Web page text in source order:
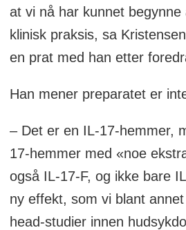
at vi nå har kunnet begynne
klinisk praksis, sa
en prat med han etter
Han mener preparatet er
– Det er en IL-17-hemmer,
17-hemmer med «noe
også IL-17-F, og ikke bare
ny effekt, som vi blant
head-studier innen